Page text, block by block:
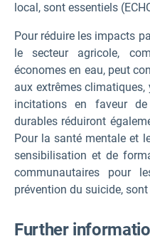
local, sont essentiels
Pour réduire les impacts
le secteur agricole,
économes en eau, peut
aux extrêmes
incitations en faveur
durables réduiront
Pour la santé mentale et
sensibilisation et de
communautaires pour
prévention du suicide,
Further